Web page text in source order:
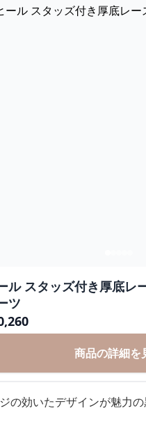
ル スタッズ付き厚底レ
ツ
商品の詳細を
の効いたデザインが魅力